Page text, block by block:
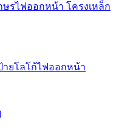
รไฟออกหน้า โครงเหล็ก
ยโลโก้ไฟออกหน้า